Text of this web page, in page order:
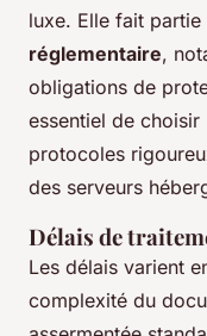
luxe. Elle fait
réglementaire,
obligations de
essentiel de
protocoles
des serveurs
Délais de
Les délais varient
complexité du